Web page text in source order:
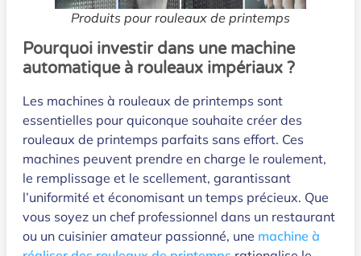
Produits pour rouleaux de printemps
Pourquoi investir dans une machine
automatique à rouleaux impériaux ?
Les machines à rouleaux de printemps sont
essentielles pour quiconque souhaite créer des
rouleaux de printemps parfaits sans effort. Ces
machines peuvent prendre en charge le roulement,
le remplissage et le scellement, garantissant
l’uniformité et économisant un temps précieux. Que
vous soyez un chef professionnel dans un restaurant
ou un cuisinier amateur passionné, une machine à